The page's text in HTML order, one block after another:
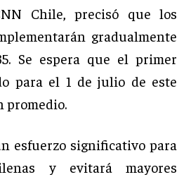
Chile, precisó que los
gradualmente
Se espera que el primer
para el 1 de julio de este
promedio.
esfuerzo significativo para
y evitará mayores